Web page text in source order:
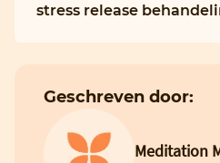
stress release
Geschreven door:
Meditation